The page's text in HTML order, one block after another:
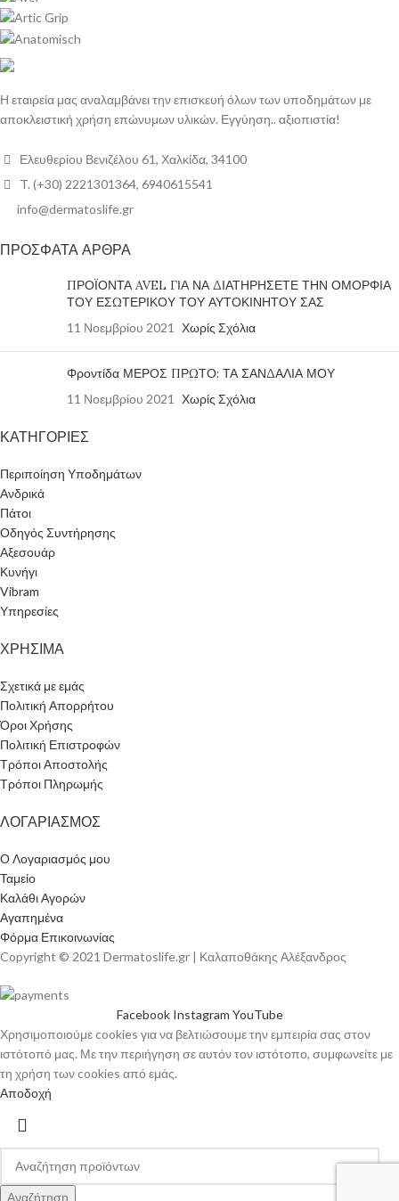
Η εταιρεία μας αναλαμβάνει την επισκευή όλων των υποδημάτων με
αποκλειστική χρήση επώνυμων υλικών. Εγγύηση.. αξιοπιστία!
Ελευθερίου Βενιζέλου 61, Χαλκίδα, 34100
T. (+30) 2221301364, 6940615541
info@dermatoslife.gr
ΠΡΟΣΦΑΤΑ ΑΡΘΡΑ
ΠΡΟΪΟΝΤΑ AVEL ΓΙΑ ΝΑ ΔΙΑΤΗΡΗΣΕΤΕ ΤΗΝ ΟΜΟΡΦΙΑ
ΤΟΥ ΕΣΩΤΕΡΙΚΟΥ ΤΟΥ ΑΥΤΟΚΙΝΗΤΟΥ ΣΑΣ
11 Νοεμβρίου 2021 Χωρίς Σχόλια
Φροντίδα ΜΕΡΟΣ ΠΡΩΤΟ: ΤΑ ΣΑΝΔΑΛΙΑ ΜΟΥ
11 Νοεμβρίου 2021 Χωρίς Σχόλια
ΚΑΤΗΓΟΡΙΕΣ
Περιποίηση Υποδημάτων
Ανδρικά
Πάτοι
Οδηγός Συντήρησης
Αξεσουάρ
Κυνήγι
Vibram
Υπηρεσίες
ΧΡΗΣΙΜΑ
Σχετικά με εμάς
Πολιτική Απορρήτου
Όροι Χρήσης
Πολιτική Επιστροφών
Τρόποι Αποστολής
Τρόποι Πληρωμής
ΛΟΓΑΡΙΑΣΜΟΣ
Ο Λογαριασμός μου
Ταμείο
Καλάθι Αγορών
Αγαπημένα
Φόρμα Επικοινωνίας
Copyright © 2021 Dermatoslife.gr | Καλαποθάκης Αλέξανδρος
Facebook Instagram YouTube
Χρησιμοποιούμε cookies για να βελτιώσουμε την εμπειρία σας στον
ιστότοπό μας. Με την περιήγηση σε αυτόν τον ιστότοπο, συμφωνείτε με
τη χρήση των cookies από εμάς.
Αποδοχή
Αναζήτηση